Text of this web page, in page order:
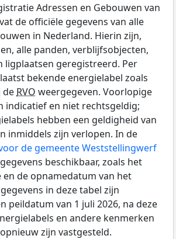
Adressen en Gebouwen van
de officiële gegevens van alle
in Nederland. Hierin zijn,
alle panden, verblijfsobjecten,
ligplaatsen geregistreerd. Per
bekende energielabel zoals
de RVO weergegeven. Voorlopige
indicatief en niet rechtsgeldig;
hebben een geldigheid van
inmiddels zijn verlopen. In de
de gemeente Weststellingwerf
beschikbaar, zoals het
de opnamedatum van het
in deze tabel zijn
peildatum van 1 juli 2026, na deze
en andere kenmerken
zijn vastgesteld.